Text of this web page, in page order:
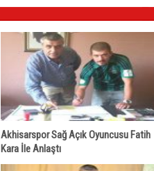
Akhisarspor Sağ Açık Oyuncusu Fatih
Kara İle Anlaştı